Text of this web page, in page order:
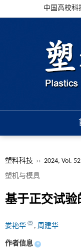
中国高校科
塑料科技 ›› 2024, Vol. 52
塑机与模具
基于正交试验
娄艳华 , 周建华
作者信息 +